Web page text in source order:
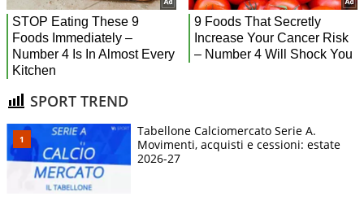
SPORT TREND
Tabellone Calciomercato Serie A.
Movimenti, acquisti e cessioni: estate
2026-27